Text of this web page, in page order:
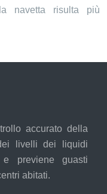
navetta risulta più
accurato della
livelli dei liquidi
previene guasti
abitati.